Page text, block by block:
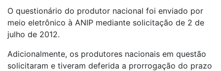
O questionário do produtor nacional foi enviado por
meio eletrônico à ANIP mediante solicitação de 2 de
julho de 2012.
Adicionalmente, os produtores nacionais em questão
solicitaram e tiveram deferida a prorrogação do prazo